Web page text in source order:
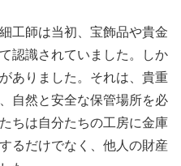
工師は当初、宝飾品や貴金
認識されていました。しか
ありました。それは、貴重
自然と安全な保管場所を必
ちは自分たちの工房に金庫
るだけでなく、他人の財産